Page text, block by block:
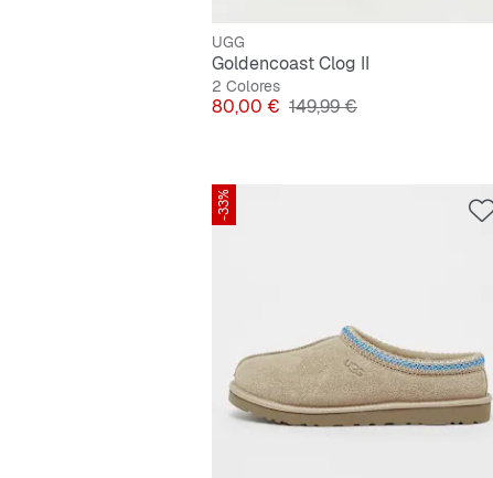
UGG
Goldencoast Clog II
2 Colores
Precio
80,00 € Precio original
149,99 €
-33%